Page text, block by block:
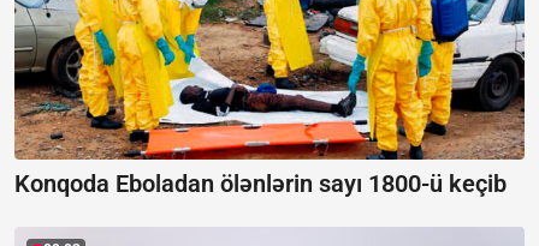
Konqoda Eboladan ölənlərin sayı 1800-ü keçib